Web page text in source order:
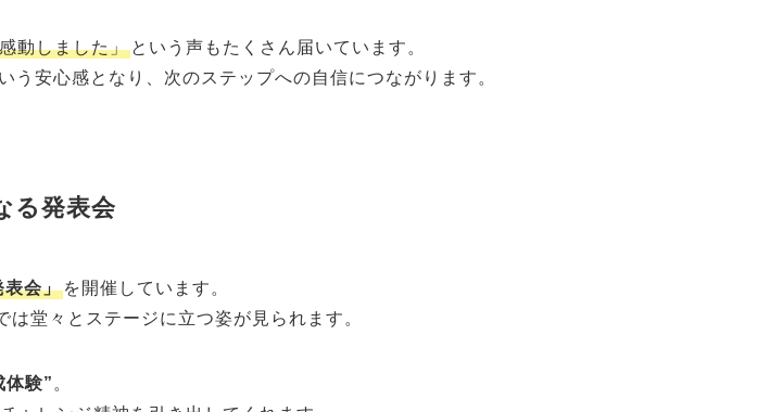
動しました」 という声もたくさん届いています。
う安心感となり、次のステップへの自信につながります。
る発表会
表会」 を開催しています。
堂々とステージに立つ姿が見られます。
体験” 。